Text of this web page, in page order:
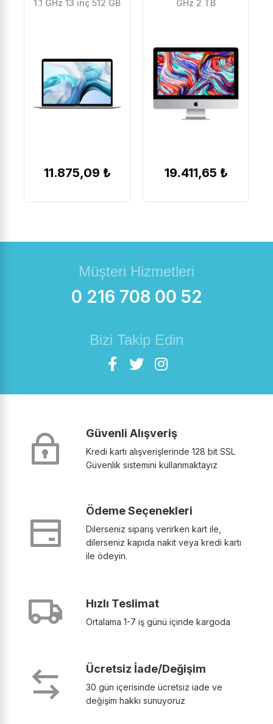
1.1 GHz 13 inç 512 GB
11.875,09 ₺
GHz 2 TB
19.411,65 ₺
Müşteri Hizmetleri
0 216 708 00 52
Bizi Takip Edin
Güvenli Alışveriş
Kredi kartı alışverişlerinde 128 bit SSL
Güvenlik sistemini kullanmaktayız
Ödeme Seçenekleri
Dilerseniz sipariş verirken kart ile,
dilerseniz kapıda nakit veya kredi kartı
ile ödeyin.
Hızlı Teslimat
Ortalama 1-7 iş günü içinde kargoda
Ücretsiz İade/Değişim
30 gün içerisinde ücretsiz iade ve
değişim hakkı sunuyoruz